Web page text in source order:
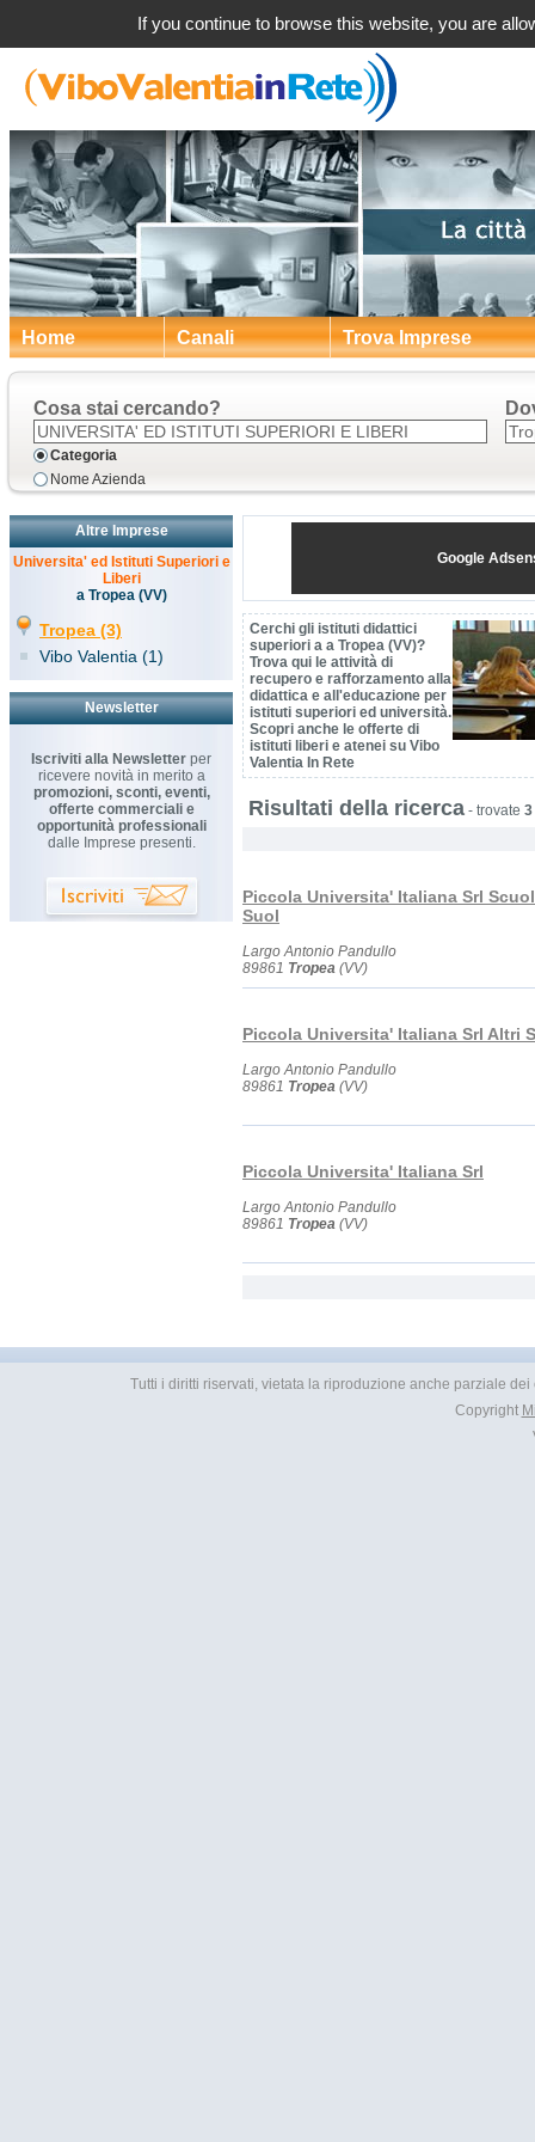
Home Canali Trova Imprese
Cosa stai cercando?
Categoria
Nome Azienda
Altre Imprese
Universita' ed Istituti Superiori e
Liberi
a Tropea (VV)
Tropea (3)
Vibo Valentia (1)
Newsletter
Iscriviti alla Newsletter per
ricevere novità in merito a
promozioni, sconti, eventi,
offerte commerciali e
opportunità professionali
dalle Imprese presenti.
Google
Cerchi gli istituti didattici
superiori a a Tropea (VV)?
Trova qui le attività di
recupero e rafforzamento alla
didattica e all'educazione per
istituti superiori ed università.
Scopri anche le offerte di
istituti liberi e atenei su Vibo
Valentia In Rete
Risultati della ricerca - trovate 3
Piccola Universita' Italiana Srl
Suol
Largo Antonio Pandullo
89861 Tropea (VV)
Piccola Universita' Italiana Srl Altri
Largo Antonio Pandullo
89861 Tropea (VV)
Piccola Universita' Italiana Srl
Largo Antonio Pandullo
89861 Tropea (VV)
Tutti i diritti riservati, vietata la riproduzione anche parziale
Copyright
If you continue to browse this website, you are